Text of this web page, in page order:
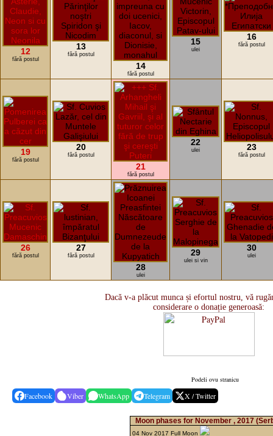
12
fără postul
13
fără postul
14
fără postul
15
ulei
16
fără postul
19
fără postul
20
fără postul
21
fără postul
22
ulei 23
fără postul
26
fără postul
27
fără postul
28
ulei
29
ulei si vin
30
ulei
Dacă v-a plăcut munca și efortul nostru, vă
considerare o donație generoasă:
Podeli ovu stranicu
Facebook Viber WhatsApp Telegram X / Twitter
Moon phases for November , 2017
04 Nov 2017 Full Moon